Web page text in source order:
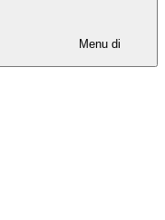
Menu di